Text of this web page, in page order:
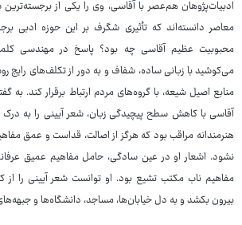
ادبیات‌پژوهان هم‌عصر با آقاسی، وی را یکی از برجسته‌ترین
معاصر دانسته‌اند که تأثیری شگرف بر این حوزه ادبی
محبوبیت عظیم آقاسی چه بود؟ پاسخ در مهندسی
می‌کوشید با زبانی ساده، شفاف و به دور از تکلف‌های رایج
منابع اصیل شیعه، با گروه‌های مردم ارتباط برقرار کند. به
آقاسی با کاهش سطح پیچیدگی زبان، شعر آیینی را به
هنرمندانه مراقب بود که هرگز از اصالت، قداست و عمق
نشود. اشعار او در عین سادگی، حامل مفاهیم عمیق
مفاهیم ناب مکتب تشیع بود. او توانست شعر آیینی را
بیرون بکشد و به دل خیابان‌ها، مساجد، دانشگاه‌ها و